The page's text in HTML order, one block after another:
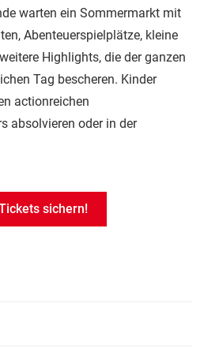
warten ein Sommermarkt mit
Abenteuerspielplätze, kleine
Highlights, die der ganzen
Tag bescheren. Kinder
actionreichen
absolvieren oder in der
sichern!